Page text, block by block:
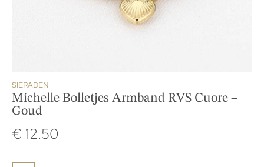
SIERADEN
Michelle Bolletjes Armband RVS Cuore –
Goud
€ 12.50